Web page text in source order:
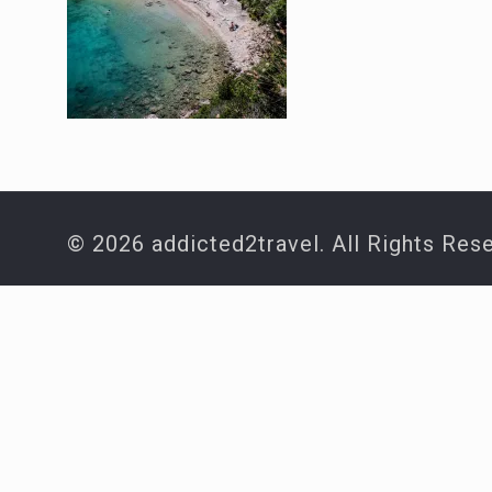
© 2026 addicted2travel. All Rights